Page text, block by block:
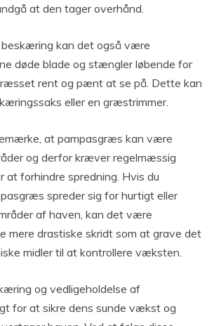
at den tager overhånd.
beskæring kan det også være
døde blade og stængler løbende for
rent og pænt at se på. Dette kan
eller en græstrimmer.
at pampasgræs kan være
og derfor kræver regelmæssig
at forhindre spredning. Hvis du
spreder sig for hurtigt eller
af haven, kan det være
mere drastiske skridt som at grave det
midler til at kontrollere væksten.
og vedligeholdelse af
for at sikre dens sunde vækst og